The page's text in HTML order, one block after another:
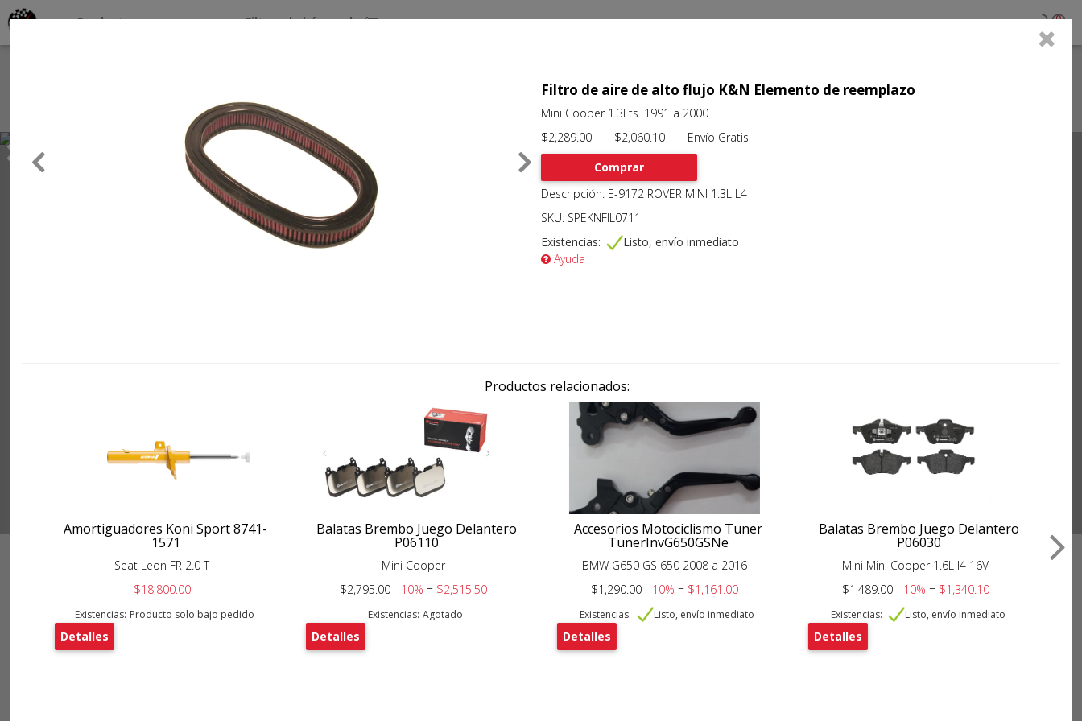
Clients
Productos por marcas Filtros de búsqueda 0
Filtro de aire de alto flujo K&N Elemento de reemplazo
Mini Cooper 1.3Lts. 1991 a 2000
$2,289.00$2,060.10 Envío Gratis
Comprar
Descripción: E-9172 ROVER MINI 1.3L L4
SKU: SPEKNFIL0711
Existencias:
Listo, envío inmediato
Ayuda
Productos relacionados:
Amortiguadores Koni Sport 8741-
1571
Seat Leon FR 2.0 T
$18,800.00
Existencias: Producto solo bajo pedido
Detalles
Balatas Brembo Juego Delantero
P06110
Mini Cooper
$2,795.00 - 10% = $2,515.50
Existencias: Agotado
Detalles
Accesorios Motociclismo Tuner
TunerInvG650GSNe
BMW G650 GS 650 2008 a 2016
$1,290.00 - 10% = $1,161.00
Existencias: Listo, envío inmediato
Detalles
Balatas Brembo Juego Delantero
P06030
Mini Mini Cooper 1.6L I4 16V
$1,489.00 - 10% = $1,340.10
Existencias: Listo, envío inmediato
Detalles